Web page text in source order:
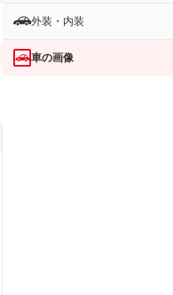
外装・内装
車の画像